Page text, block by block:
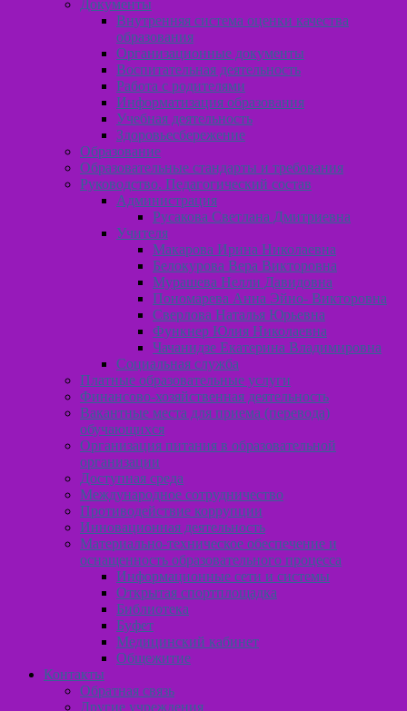
Документы
Внутренняя система оценки качества
образования
Организационные документы
Воспитательная деятельность
Работа с родителями
Информатизация образования
Учебная деятельность
Здоровьесбережение
Образование
Образовательные стандарты и требования
Руководство. Педагогический состав
Администрация
Русакова Светлана Дмитриевна
Учителя
Макарова Ирина Николаевна
Белокурова Вера Викторовна
Мурашева Нелли Давидовна
Пономарева Анна Эйно- Викторовна
Сверлова Наталья Юрьевна
Функнер Юлия Николаевна
Чачанидзе Екатерина Владимировна
Социальная служба
Платные образовательные услуги
Финансово-хозяйственная деятельность
Вакантные места для приема (перевода)
обучающихся
Организация питания в образовательной
организации
Доступная среда
Международное сотрудничество
Противодействие коррупции
Инновационная деятельность
Материально-техническое обеспечение и
оснащенность образовательного процесса
Информационные сети и системы
Открытая спортплощадка
Библиотека
Буфет
Медицинский кабинет
Общежитие
Контакты
Обратная связь
Другие учреждения